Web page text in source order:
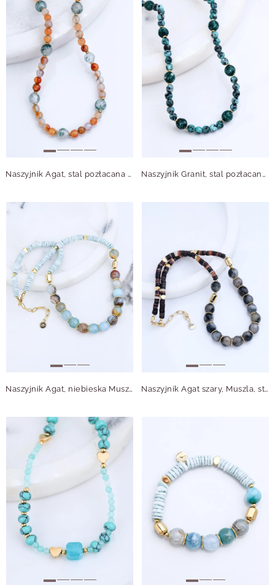
Naszyjnik Agat, stal pozłacana S314977Z00 Naszyjnik Granit, stal pozłacana S314970Z00
Naszyjnik Agat, niebieska Muszla, stal pozłacana S315065Z00 Naszyjnik Agat szary, Muszla, stal pozłacana S315058Z00